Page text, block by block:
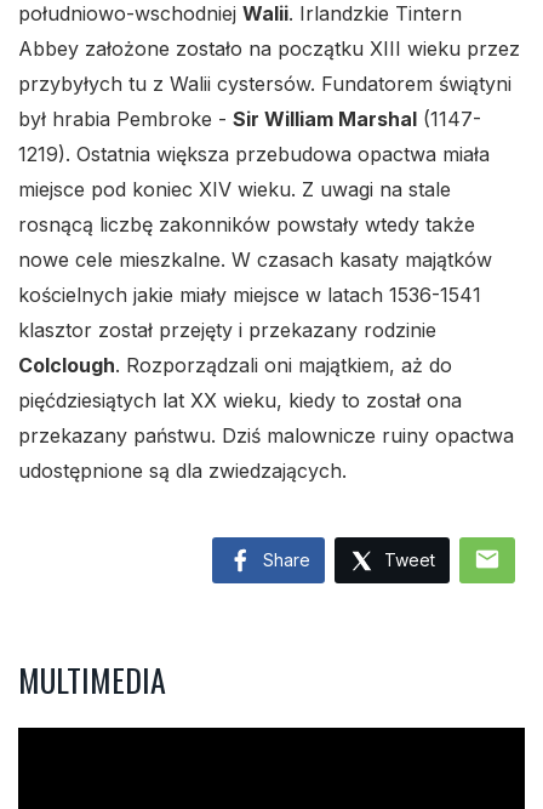
południowo-wschodniej Walii. Irlandzkie Tintern
Abbey założone zostało na początku XIII wieku przez
przybyłych tu z Walii cystersów. Fundatorem świątyni
był hrabia Pembroke - Sir William Marshal (1147-
1219). Ostatnia większa przebudowa opactwa miała
miejsce pod koniec XIV wieku. Z uwagi na stale
rosnącą liczbę zakonników powstały wtedy także
nowe cele mieszkalne. W czasach kasaty majątków
kościelnych jakie miały miejsce w latach 1536-1541
klasztor został przejęty i przekazany rodzinie
Colclough. Rozporządzali oni majątkiem, aż do
pięćdziesiątych lat XX wieku, kiedy to został ona
przekazany państwu. Dziś malownicze ruiny opactwa
udostępnione są dla zwiedzających.
Share Tweet mail
MULTIMEDIA